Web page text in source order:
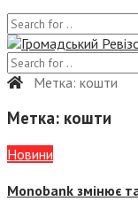
Метка: кошти
Метка: кошти
Новини
Monobank змінює